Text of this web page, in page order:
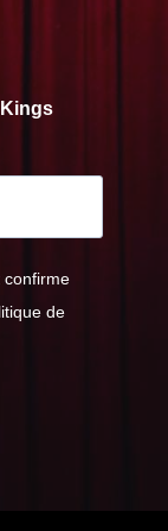
confirme
de